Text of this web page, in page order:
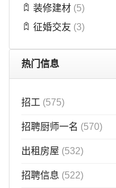
装修建材 (5)
征婚交友 (3)
热门信息
招工 (575)
招聘厨师一名 (570)
出租房屋 (532)
招聘信息 (522)